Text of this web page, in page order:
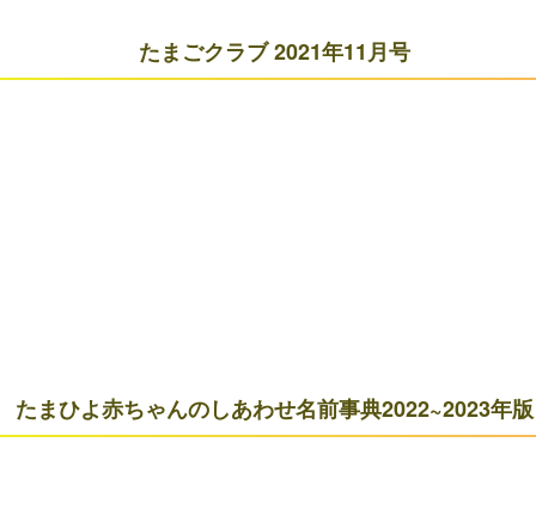
たまごクラブ 2021年11月号
たまひよ赤ちゃんのしあわせ名前事典2022~2023年版